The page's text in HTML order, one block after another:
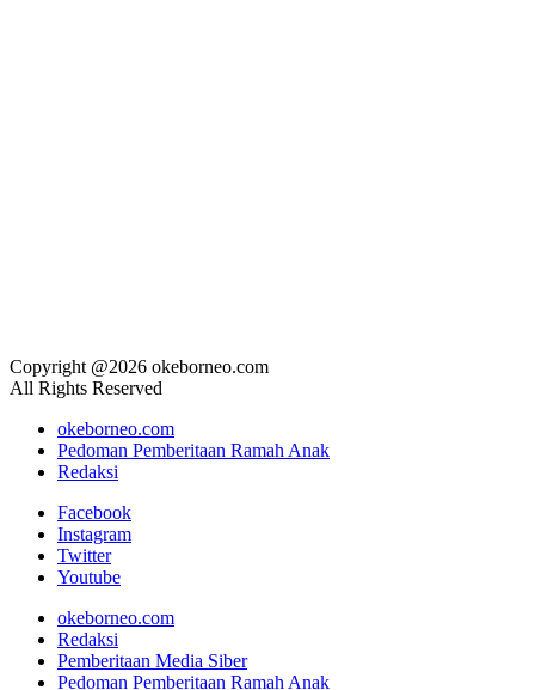
Copyright @2026 okeborneo.com
All Rights Reserved
okeborneo.com
Pedoman Pemberitaan Ramah Anak
Redaksi
Facebook
Instagram
Twitter
Youtube
okeborneo.com
Redaksi
Pemberitaan Media Siber
Pedoman Pemberitaan Ramah Anak